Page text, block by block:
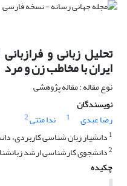
تحلیل زبانی و
ایران با مخاطب زن و مرد
نوع مقاله : مقاله پژوهشی
نویسندگان
رضا عبدی
1 ندا منتی2
1دانشیار زبان شناسی کاربردی،
2دانشجوی کارشناسی ارشد
چکیده